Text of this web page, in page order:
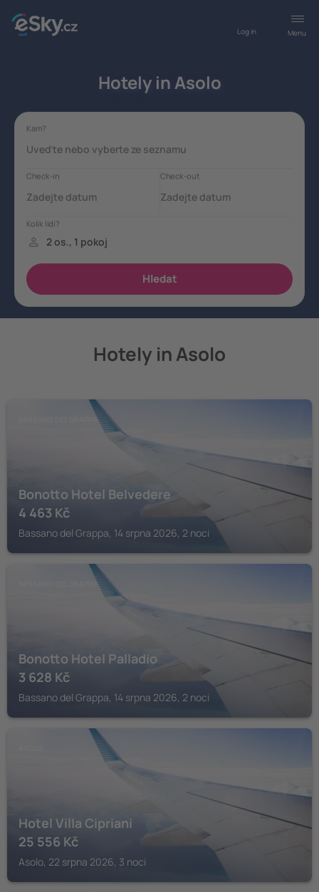
Menu
Log in
Hotely in Asolo
Hotely in Asolo
BASSANO DEL GRAPPA
Bonotto Hotel Belvedere
4 463 Kč
Bassano del Grappa, 14 srpna 2026, 2 noci
BASSANO DEL GRAPPA
Bonotto Hotel Palladio
3 628 Kč
Bassano del Grappa, 14 srpna 2026, 2 noci
Hotel Villa Cipriani
25 556 Kč
Asolo, 22 srpna 2026, 3 noci